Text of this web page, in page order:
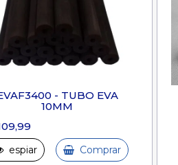
- TUBO EVA
10MM
espiar Comprar